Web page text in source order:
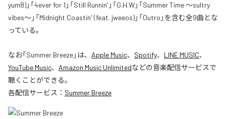
yum8)」「4ever for 1」「Still Runnin'」「G.H.W」「Summer Time 〜sultry
vibes〜」「Midnight Coastin' (feat. jweeos)」「Outro」を含む全9曲とな
っている。
なお「Summer Breeze」は、 Apple Music、 Spotify、 LINE MUSIC、
YouTube Music、 Amazon Music Unlimitedなどの音楽配信サービスで
聴くことができる。
各配信サービス： Summer Breeze